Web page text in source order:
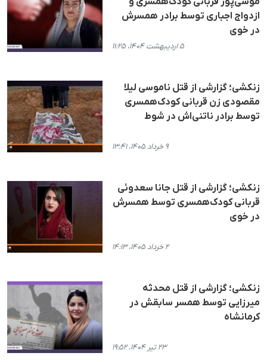
ازدواج اجباری توسط برادر همسرش
در خوی
۵ اردیبهشت ۱۴۰۴، ۱۱:۲۵
زنکشی؛ گزارشی از قتل ناموسی لیلا
مقصودی زن قربانی کودک‌همسری
توسط برادر ناتنی‌اش در شوط
۹ خرداد ۱۴۰۵، ۱۳:۴۱
زنکشی؛ گزارشی از قتل جانا سعدوئی
قربانی کودک‌همسری توسط همسرش
در خوی
۲ خرداد ۱۴۰۵، ۱۴:۱۳
زنکشی؛ گزارشی از قتل محدثە
میرزایی توسط همسر سابقش در
کرمانشاه
۲۳ تیر ۱۴۰۴، ۱۹:۵۲